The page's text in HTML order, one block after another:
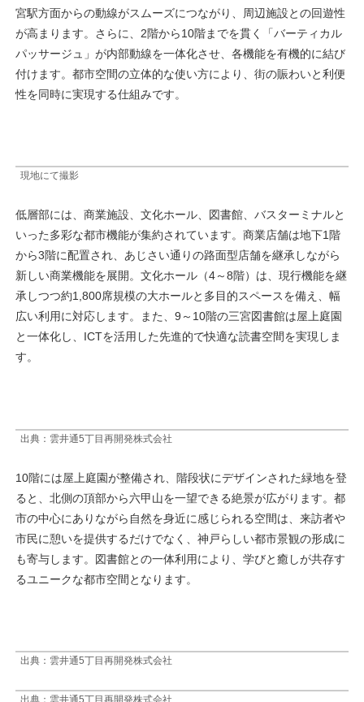
宮駅方面からの動線がスムーズにつながり、周辺施設との回遊性
が高まります。さらに、2階から10階までを貫く「バーティカル
パッサージュ」が内部動線を一体化させ、各機能を有機的に結び
付けます。都市空間の立体的な使い方により、街の賑わいと利便
性を同時に実現する仕組みです。
現地にて撮影
低層部には、商業施設、文化ホール、図書館、バスターミナルと
いった多彩な都市機能が集約されています。商業店舗は地下1階
から3階に配置され、あじさい通りの路面型店舗を継承しながら
新しい商業機能を展開。文化ホール（4～8階）は、現行機能を継
承しつつ約1,800席規模の大ホールと多目的スペースを備え、幅
広い利用に対応します。また、9～10階の三宮図書館は屋上庭園
と一体化し、ICTを活用した先進的で快適な読書空間を実現しま
す。
出典：雲井通5丁目再開発株式会社
10階には屋上庭園が整備され、階段状にデザインされた緑地を登
ると、北側の頂部から六甲山を一望できる絶景が広がります。都
市の中心にありながら自然を身近に感じられる空間は、来訪者や
市民に憩いを提供するだけでなく、神戸らしい都市景観の形成に
も寄与します。図書館との一体利用により、学びと癒しが共存す
るユニークな都市空間となります。
出典：雲井通5丁目再開発株式会社